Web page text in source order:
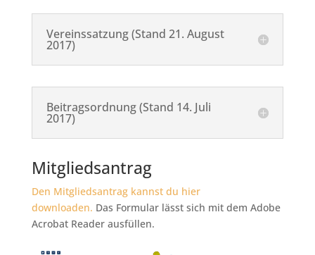
Vereinssatzung (Stand 21. August
2017)
Beitragsordnung (Stand 14. Juli
2017)
Mitgliedsantrag
Den Mitgliedsantrag kannst du hier
downloaden. Das Formular lässt sich mit dem Adobe
Acrobat Reader ausfüllen.